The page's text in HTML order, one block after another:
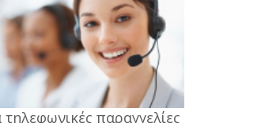
τηλεφωνικές παραγγελίες